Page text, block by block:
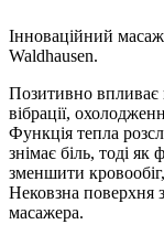
Інноваційний
Waldhausen.
Позитивно впливає
вібрації,
Функція тепла
знімає біль, тоді
зменшити
Нековзна поверхня
масажера.